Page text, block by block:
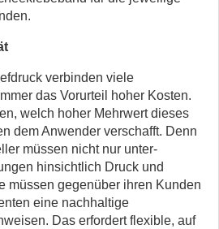
ver­binden viele
das Vorurteil hoher Kosten.
welch hoher Mehrwert dieses
dem Anwender verschafft. Denn
müssen nicht nur unter­
hin­sichtlich Druck und
müssen gegenüber ihren Kunden
eine nachhaltige
Das erfordert flexible, auf